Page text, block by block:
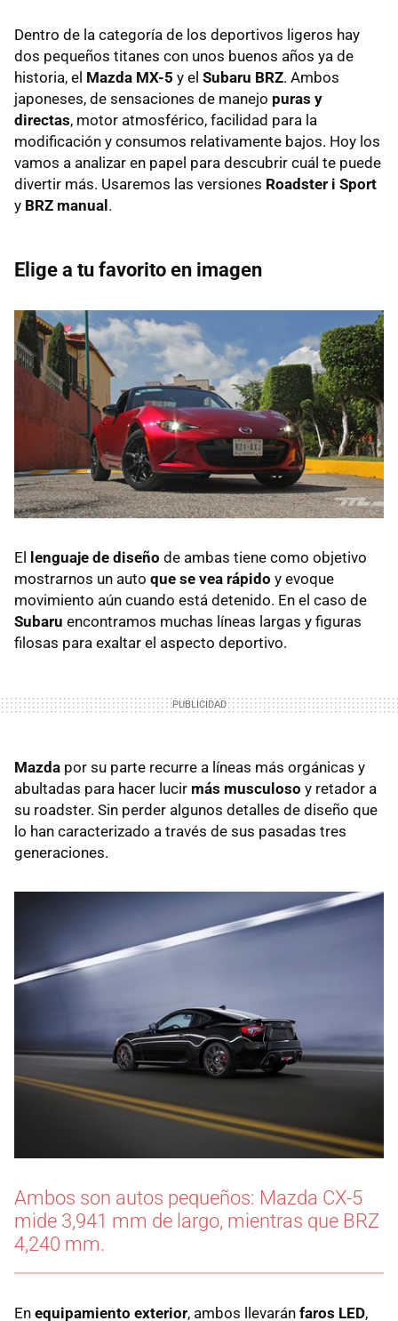
Dentro de la categoría de los deportivos ligeros hay
dos pequeños titanes con unos buenos años ya de
historia, el Mazda MX-5 y el Subaru BRZ. Ambos
japoneses, de sensaciones de manejo puras y
directas, motor atmosférico, facilidad para la
modificación y consumos relativamente bajos. Hoy los
vamos a analizar en papel para descubrir cuál te puede
divertir más. Usaremos las versiones Roadster i Sport
y BRZ manual.
Elige a tu favorito en imagen
El lenguaje de diseño de ambas tiene como objetivo
mostrarnos un auto que se vea rápido y evoque
movimiento aún cuando está detenido. En el caso de
Subaru encontramos muchas líneas largas y figuras
filosas para exaltar el aspecto deportivo.
Mazda por su parte recurre a líneas más orgánicas y
abultadas para hacer lucir más musculoso y retador a
su roadster. Sin perder algunos detalles de diseño que
lo han caracterizado a través de sus pasadas tres
generaciones.
Ambos son autos pequeños: Mazda CX-5
mide 3,941 mm de largo, mientras que BRZ
4,240 mm.
En equipamiento exterior, ambos llevarán faros LED,